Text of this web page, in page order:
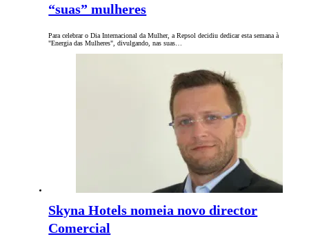
“suas” mulheres
Para celebrar o Dia Internacional da Mulher, a Repsol decidiu dedicar esta semana à
"Energia das Mulheres", divulgando, nas suas…
Skyna Hotels nomeia novo director
Comercial